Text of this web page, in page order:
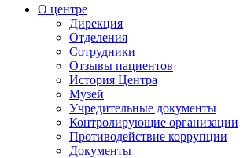
О центре
Дирекция
Отделения
Сотрудники
Отзывы пациентов
История Центра
Музей
Учредительные документы
Контролирующие организации
Противодействие коррупции
Документы